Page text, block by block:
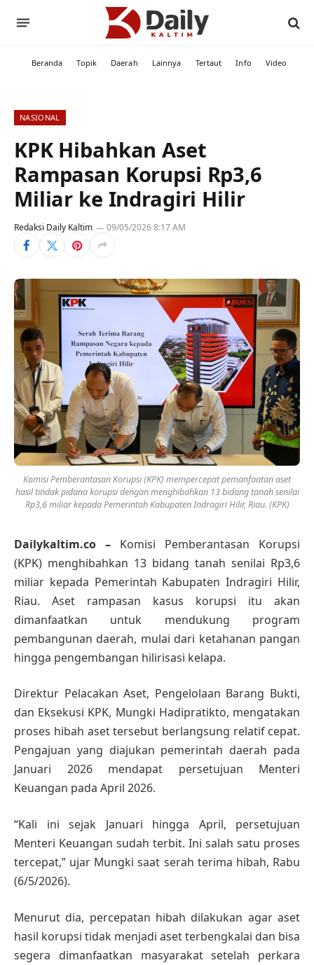
Beranda Topik Daerah Lainnya Tertaut Info Video
NASIONAL
KPK Hibahkan Aset
Rampasan Korupsi Rp3,6
Miliar ke Indragiri Hilir
Redaksi Daily Kaltim 09/05/2026 8:17 AM
Komisi Pemberantasan Korupsi (KPK) mempercepat pemanfaatan aset
hasil tindak pidana korupsi dengan menghibahkan 13 bidang tanah senilai
Rp3,6 miliar kepada Pemerintah Kabupaten Indragiri Hilir, Riau. (KPK)
Dailykaltim.co – Komisi Pemberantasan Korupsi
(KPK) menghibahkan 13 bidang tanah senilai Rp3,6
miliar kepada Pemerintah Kabupaten Indragiri Hilir,
Riau. Aset rampasan kasus korupsi itu akan
dimanfaatkan untuk mendukung program
pembangunan daerah, mulai dari ketahanan pangan
hingga pengembangan hilirisasi kelapa.
Direktur Pelacakan Aset, Pengelolaan Barang Bukti,
dan Eksekusi KPK, Mungki Hadipratikto, mengatakan
proses hibah aset tersebut berlangsung relatif cepat.
Pengajuan yang diajukan pemerintah daerah pada
Januari 2026 mendapat persetujuan Menteri
Keuangan pada April 2026.
“Kali ini sejak Januari hingga April, persetujuan
Menteri Keuangan sudah terbit. Ini salah satu proses
tercepat,” ujar Mungki saat serah terima hibah, Rabu
(6/5/2026).
Menurut dia, percepatan hibah dilakukan agar aset
hasil korupsi tidak menjadi aset terbengkalai dan bisa
segera dimanfaatkan masyarakat setelah perkara